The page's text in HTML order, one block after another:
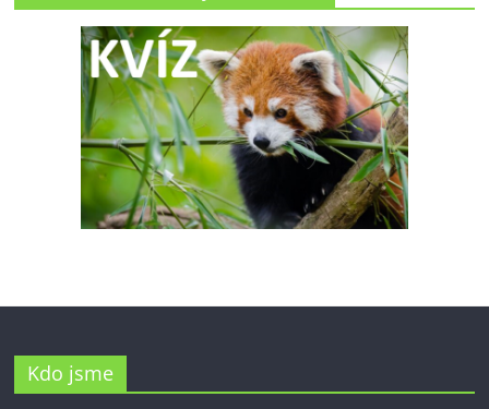
Kdo jsme